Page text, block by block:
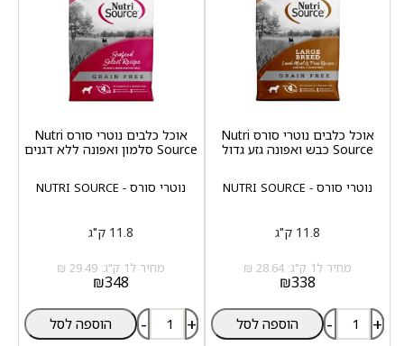
נוטרי סורס - NUTRI SOURCE
אוכל כלבים נוטרי סורס Nutri
Source כבש ואפונה גזע גדול
11.8 ק"ג
מחיר ל1 ק"ג: 28.64 ₪
₪338
- + הוספה לסל
נוטרי סורס - NUTRI SOURCE
אוכל כלבים נוטרי סורס Nutri
Source סלמון ואפונה ללא דגנים
11.8 ק"ג
מחיר ל1 ק"ג: 29.49 ₪
₪348
- + הוספה לסל